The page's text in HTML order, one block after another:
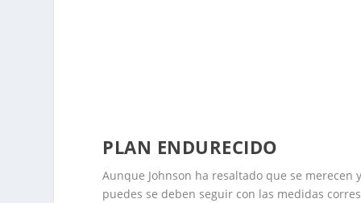
PLAN ENDURECIDO
Aunque Johnson ha resaltado que se
puedes se deben seguir con las medidas